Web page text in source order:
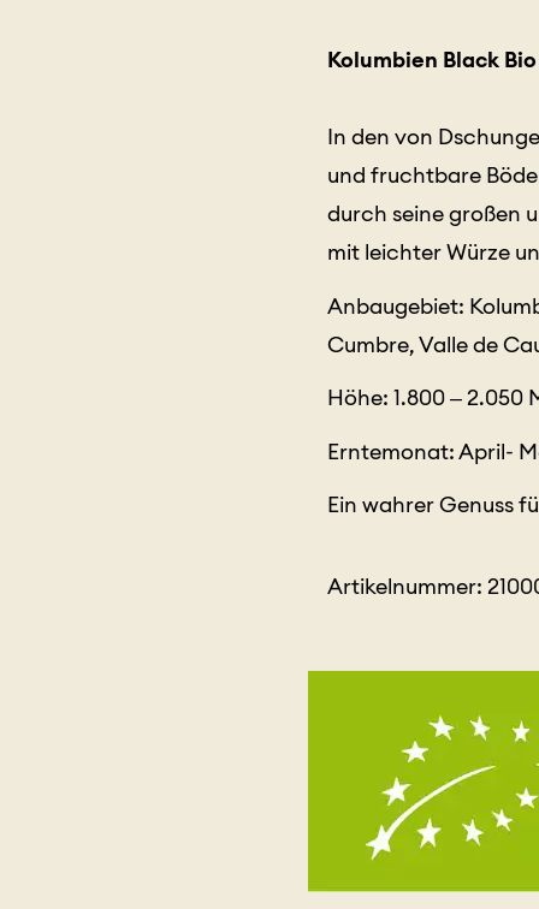
Kolumbien Black Bio
In den von
und fruchtbare
durch seine großen
mit leichter Würze
Anbaugebiet:
Cumbre, Valle de
Höhe: 1.800 – 2.050
Erntemonat: April-
Ein wahrer Genuss
Artikelnummer: